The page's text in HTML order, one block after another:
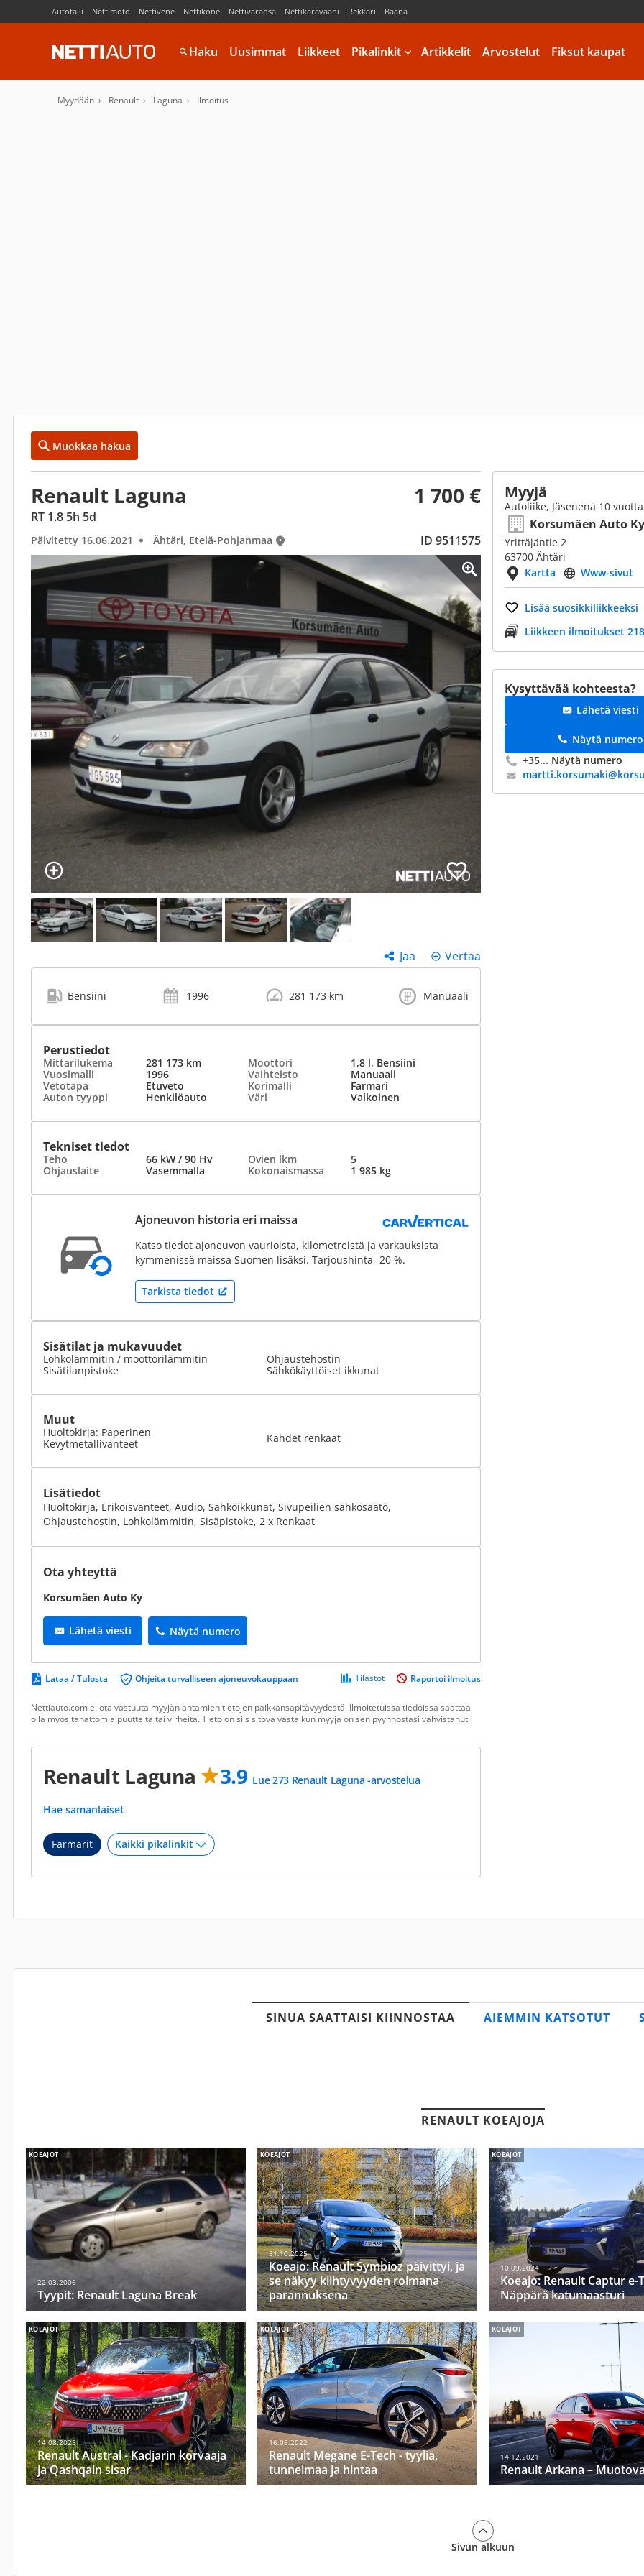
Autotalli Nettimoto Nettivene Nettikone Nettivaraosa Nettikaravaani Rekkari Baana
Haku Uusimmat Liikkeet Pikalinkit Artikkelit Arvostelut Fiksut kaupat
Myydään Renault Laguna Ilmoitus
Muokkaa hakua
Renault Laguna 1 700 €
RT 1.8 5h 5d
Päivitetty 16.06.2021 Ähtäri, Etelä-Pohjanmaa ID 9511575
Jaa Vertaa
Bensiini 1996 281 173 km Manuaali
Perustiedot
Mittarilukema 281 173 km Moottori
1,8 l, Bensiini
Vuosimalli
1996 Vaihteisto
Manuaali
Vetotapa
Etuveto Korimalli
Farmari
Auton tyyppi
Henkilöauto Väri Valkoinen
Tekniset tiedot
Teho 66 kW / 90 Hv Ovien lkm
5
Ohjauslaite
Vasemmalla Kokonaismassa 1 985 kg
Ajoneuvon historia eri maissa
Katso tiedot ajoneuvon vaurioista, kilometreistä ja varkauksista
kymmenissä maissa Suomen lisäksi. Tarjoushinta -20 %.
Tarkista tiedot
Sisätilat ja mukavuudet
Lohkolämmitin / moottorilämmitin
Sisätilanpistoke
Ohjaustehostin
Sähkökäyttöiset ikkunat
Muut
Huoltokirja: Paperinen
Kevytmetallivanteet
Kahdet renkaat
Lisätiedot
Huoltokirja, Erikoisvanteet, Audio, Sähköikkunat, Sivupeilien sähkösäätö,
Ohjaustehostin, Lohkolämmitin, Sisäpistoke, 2 x Renkaat
Ota yhteyttä
Korsumäen Auto Ky
Lähetä viesti Näytä numero
Lataa / Tulosta Ohjeita turvalliseen ajoneuvokauppaan Tilastot Raportoi ilmoitus
Nettiauto.com ei ota vastuuta myyjän antamien tietojen paikkansapitävyydestä. Ilmoitetuissa tiedoissa saattaa
olla myös tahattomia puutteita tai virheitä. Tieto on siis sitova vasta kun myyjä on sen pyynnöstäsi vahvistanut.
Renault Laguna 3.9 Lue 273 Renault Laguna -arvostelua
Hae samanlaiset
Farmarit
Myyjä
Autoliike, Jäsenenä 10 vuotta
Korsumäen Auto Ky
Yrittäjäntie 2
63700 Ähtäri
Kartta
Www-sivut
Lisää suosikkiliikkeeksi
Liikkeen ilmoitukset
Kysyttävää kohteesta?
Lähetä viesti
Näytä numero
+35... Näytä numero
SINUA SAATTAISI KIINNOSTAA AIEMMIN KATSOTUT
RENAULT KOEAJOJA
KOEAJOT
22.03.2006
Tyypit: Renault Laguna Break
KOEAJOT
31.10.2025
Koeajo: Renault Symbioz päivittyi, ja
se näkyy kiihtyvyyden roimana
parannuksena
KOEAJOT
10.09.2024
Koeajo: Renault Captur e-
Näppärä katumaasturi
KOEAJOT
14.08.2023
Renault Austral - Kadjarin korvaaja
ja Qashqain sisar
KOEAJOT
16.08.2022
Renault Megane E-Tech - tyyliä,
tunnelmaa ja hintaa
KOEAJOT
14.12.2021
Renault Arkana –
Sivun alkuun